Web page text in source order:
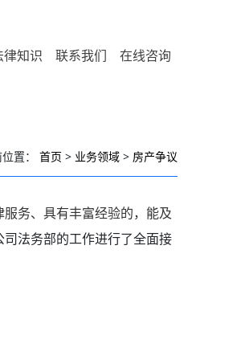
律知识 联系我们 在线咨询
置： 首页 > 业务领域> 房产争议
务、具有丰富经验的，能及
法务部的工作进行了全面接